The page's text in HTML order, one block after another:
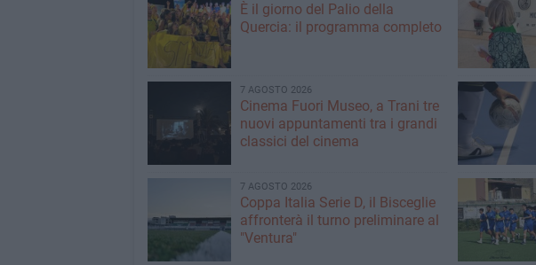
È il giorno del Palio della
Quercia: il programma completo
7 AGOSTO 2026
Cinema Fuori Museo, a Trani tre
nuovi appuntamenti tra i grandi
classici del cinema
7 AGOSTO 2026
Coppa Italia Serie D, il Bisceglie
affronterà il turno preliminare al
"Ventura"